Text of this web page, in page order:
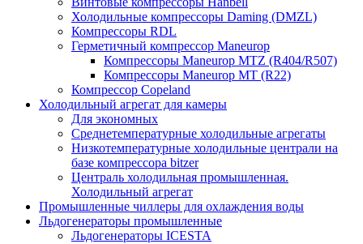
Холодильные компрессоры Daming (DMZL)
Компрессоры RDL
Герметичный компрессор Maneurop
Компрессоры Maneurop MTZ (R404/R507)
Компрессоры Maneurop MT (R22)
Компрессор Copeland
Холодильный агрегат для камеры
Для экономных
Среднетемпературные холодильные агрегаты
Низкотемпературные холодильные централи на
базе компрессора bitzer
Централь холодильная промышленная.
Холодильный агрегат
Промышленные чиллеры для охлаждения воды
Льдогенераторы промышленные
Льдогенераторы ICESTA